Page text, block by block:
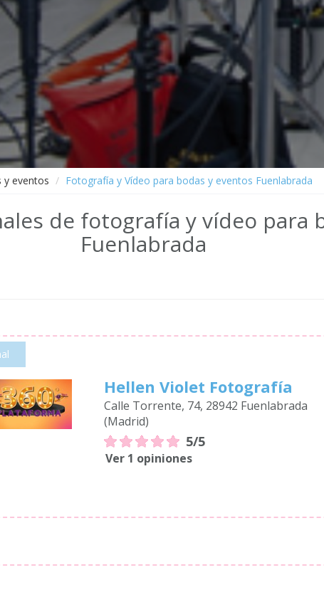
y eventos Fotografía y Vídeo para bodas y eventos Fuenlabrada
de fotografía y vídeo para
Fuenlabrada
Hellen Violet Fotografía
Calle Torrente, 74, 28942 Fuenlabrada
(Madrid)
5/5
Ver 1 opiniones